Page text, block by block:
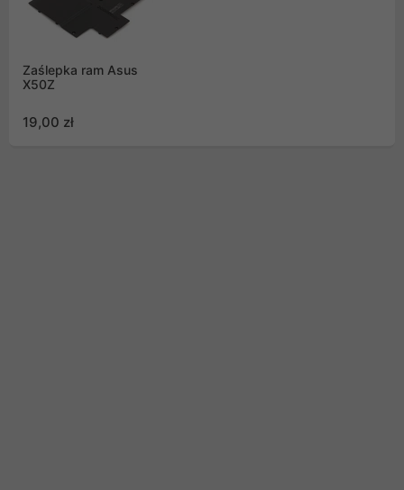
Zaślepka ram Asus
X50Z
19,00 zł